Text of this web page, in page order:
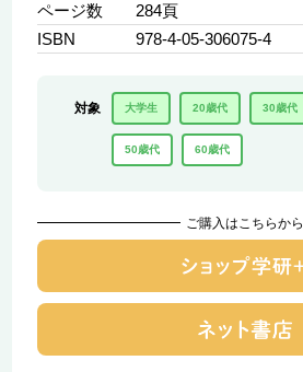
ページ数
284頁
ISBN
978-4-05-306075-4
対象 大学生 20歳代 30歳代
50歳代 60歳代
ご購入はこちらから